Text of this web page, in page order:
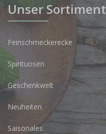
Unser Sortiment
Feinschmeckerecke
Spirituosen
Geschenkwelt
Neuheiten
Saisonales